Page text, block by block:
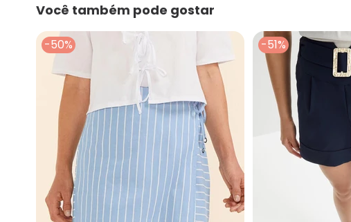
Você também pode gostar
-50% -51%